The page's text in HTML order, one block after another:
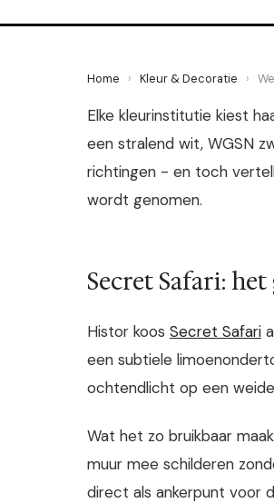
Home › Kleur & Decoratie ›
Elke kleurinstitutie kiest
een stralend wit, WGSN
richtingen - en toch
wordt genomen.
Secret Safari:
Histor koos Secret Safari
een subtiele
ochtendlicht op een
Wat het zo bruikbaar
muur mee schilderen
direct als ankerpunt voor